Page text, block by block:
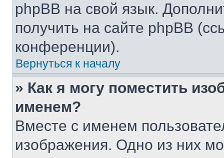
phpBB на свой язык.
получить на сайте phpBB
конференции).
Вернуться к началу
» Как я могу поместить
именем?
Вместе с именем
изображения. Одно из них